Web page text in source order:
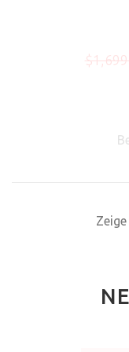
Zeige